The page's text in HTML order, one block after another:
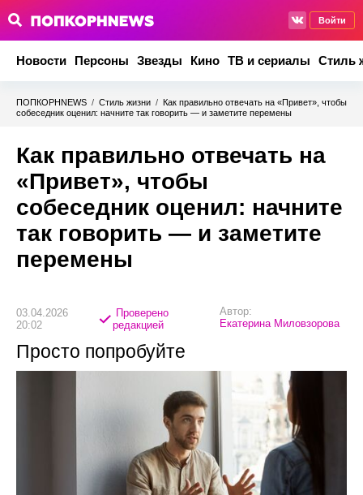
Войти
Новости Персоны Звезды Кино ТВ и сериалы Стиль
ПОПКОРНNEWS / Стиль жизни / Как правильно отвечать на «Привет», чтобы
собеседник оценил: начните так говорить — и заметите перемены
Как правильно отвечать на
«Привет», чтобы
собеседник оценил: начните
так говорить — и заметите
перемены
03.04.2026
20:02
Проверено
редакцией
Автор:
Екатерина Миловзорова
Просто попробуйте